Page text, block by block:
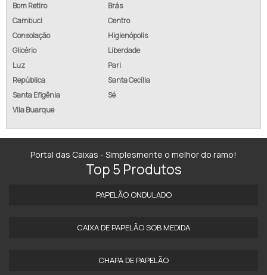
Bom Retiro
Brás
Cambuci
Centro
Consolação
Higienópolis
Glicério
Liberdade
Luz
Pari
República
Santa Cecília
Santa Efigênia
Sé
Vila Buarque
Portal das Caixas - Simplesmente o melhor do ramo!
Top 5 Produtos
PAPELÃO ONDULADO
CAIXA DE PAPELÃO SOB MEDIDA
CHAPA DE PAPELÃO